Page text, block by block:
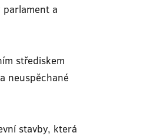
parlament a
střediskem
neuspěchané
stavby, která